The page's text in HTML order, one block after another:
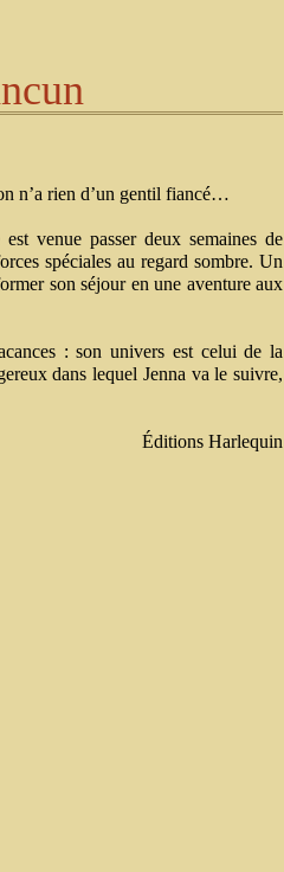
n’a rien d’un gentil fiancé…
venue passer deux semaines de
spéciales au regard sombre. Un
son séjour en une aventure aux
: son univers est celui de la
dans lequel Jenna va le suivre,
Éditions Harlequin